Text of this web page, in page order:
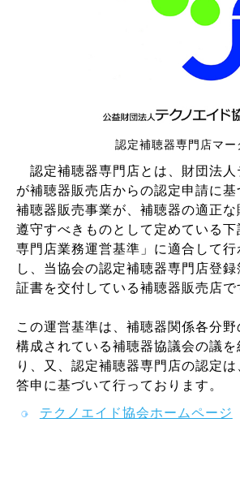
認定補聴器専門店マー
認定補聴器専門店とは、財団法人
が補聴器販売店からの認定申請に
補聴器販売事業が、補聴器の適正な
遵守すべきものとして定めている
専門店業務運営基準」に適合して
し、当協会の認定補聴器専門店登
証書を交付している補聴器販売店で
この運営基準は、補聴器関係各分
構成されている補聴器協議会の議
り、又、認定補聴器専門店の認定
答申に基づいて行っております。
テクノエイド協会ホームページ